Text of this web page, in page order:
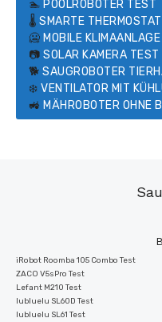
🏊 POOLROBOTER TEST
🌡️ SMARTE
🥶 MOBILE
📷 SOLAR KAMERA TEST
🐕 SAUGROBOTER
❄️ VENTILATOR MIT
🚜 MÄHROBOTER OHNE
iRobot Roomba 105 Combo Test
ZACO V5sPro Test
Lefant M210 Test
lubluelu SL60D Test
lubluelu SL61 Test